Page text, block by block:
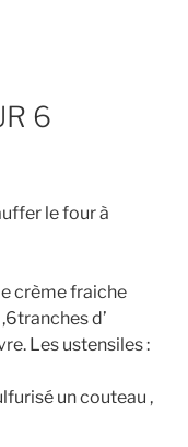
6
le four à
crème fraiche
d’
Les ustensiles :
un couteau ,